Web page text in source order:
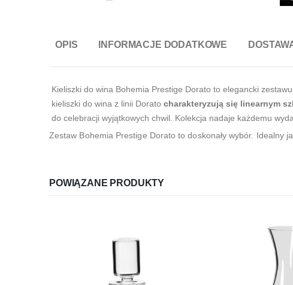
OPIS INFORMACJE DODATKOWE
Kieliszki do wina Bohemia Prestige Dorato to elegancki
kieliszki do wina z linii Dorato charakteryzują się linearnym
do celebracji wyjątkowych chwil. Kolekcja nadaje każdemu
Zestaw Bohemia Prestige Dorato to doskonały wybór. Idealny
POWIĄZANE PRODUKTY